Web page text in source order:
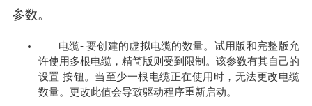
参数。
电缆- 要创建的虚拟电缆的数量。试用版和完整版允
许使用多根电缆，精简版则受到限制。该参数有其自己的
设置 按钮。当至少一根电缆正在使用时，无法更改电缆
数量。更改此值会导致驱动程序重新启动。